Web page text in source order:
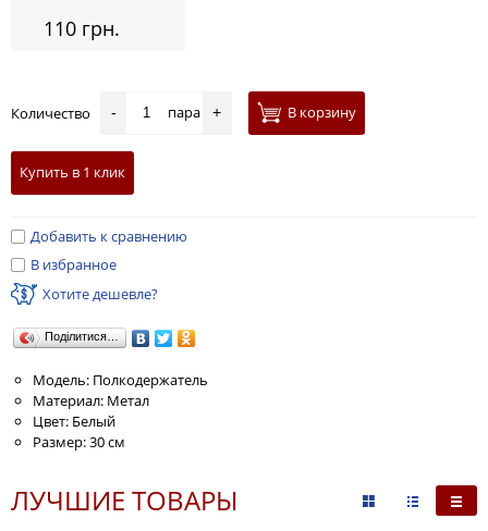
110 грн.
Количество - пара + В корзину
Купить в 1 клик
Добавить к сравнению
В избранное
Хотите дешевле?
Поділитися…
Модель: Полкодержатель
Материал: Метал
Цвет: Белый
Размер: 30 см
ЛУЧШИЕ ТОВАРЫ